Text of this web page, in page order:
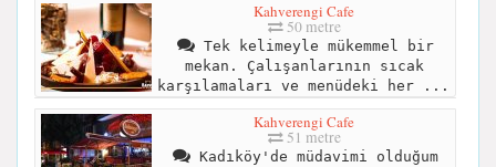
Kahverengi Cafe
50 metre
Tek kelimeyle mükemmel bir
mekan. Çalışanlarının sıcak
karşılamaları ve menüdeki her ...
Kahverengi Cafe
51 metre
Kadıköy'de müdavimi olduğum